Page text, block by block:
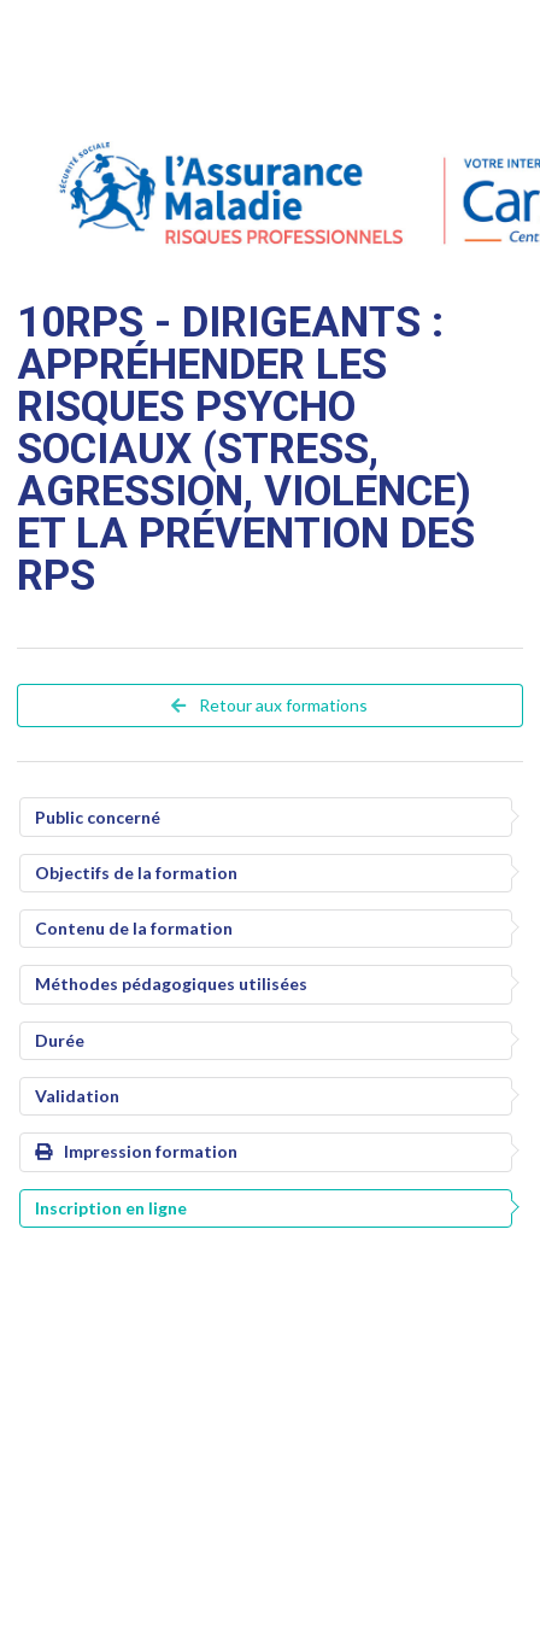
10RPS - DIRIGEANTS :
APPRÉHENDER LES
RISQUES PSYCHO
SOCIAUX (STRESS,
AGRESSION, VIOLENCE)
ET LA PRÉVENTION DES
RPS
Retour aux formations
Public concerné
Objectifs de la formation
Contenu de la formation
Méthodes pédagogiques utilisées
Durée
Validation
Impression formation
Inscription en ligne